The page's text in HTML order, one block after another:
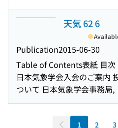
会(JSC) : 第36回会合の報告
2015年度秋季大会講演予稿
図書案内 日本気象学会誌気
年8月号 目次と要旨 「
し これでキミも"あらし"予
幸・松本浩司著, エス・ピー
1,500円(本体価格),
日本気象学会および関連学
年度秋季大会プログラム 裏
要件」参加報告 2016年度
の推薦募集 第5回超高精度
会報告 第38期第13回理事
事録 公益社団法人日本気象
2015年度総会議案等に寄せ
答並びに総会参加票に関す
部長会議議事概要 日々の天
今月のひまわり画像-2015
2015年6月の大気大循環と
写される方へ) Notice for
ける地球温暖化予測研究〜
後〜 : 2014年度藤原賞受賞
数・粒径・混合状態を予測
と検証 : 2014年度正野賞受
年度春季大会シンポジウム
ミュニケーションの在り方
ジャーの自然災害科学実験
(2014年度春季大会シンポ
学コミュニケーションの在
天気 62 6
Publication2015-06-30
Table of Contents表紙 目
日本気象学会入会のご案内
ついて 日本気象学会事務局
写される方へ) Notice for
互作用によるブロッキング
1 2 3